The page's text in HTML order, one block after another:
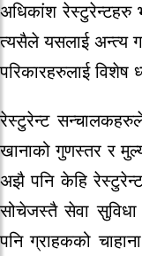
अधिकांश रेस्टुरेन्टहरु
त्यसैले यसलाई अन्त्य
परिकारहरुलाई विशेष
रेस्टुरेन्ट
खानाको गुणस्तर र
अझै पनि केहि
सोचेजस्तै सेवा
पनि ग्राहकको